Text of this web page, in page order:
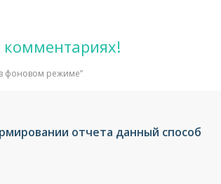
комментариях!
фоновом режиме”
отчета данный способ